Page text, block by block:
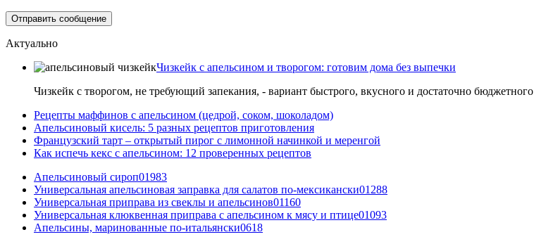
Актуально
Чизкейк с апельсином и творогом: готовим дома без выпечки
Чизкейк с творогом, не требующий запекания, - вариант быстрого, вкусного и достаточно бюджетного
Рецепты маффинов с апельсином (цедрой, соком, шоколадом)
Апельсиновый кисель: 5 разных рецептов приготовления
Французский тарт – открытый пирог с лимонной начинкой и меренгой
Как испечь кекс с апельсином: 12 проверенных рецептов
Апельсиновый сироп01983
Универсальная апельсиновая заправка для салатов по-мексикански01288
Универсальная приправа из свеклы и апельсинов01160
Универсальная клюквенная приправа с апельсином к мясу и птице01093
Апельсины, маринованные по-итальянски0618